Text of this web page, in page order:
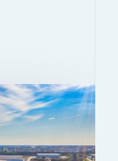
GEBÄUDE 1.1
36.885 M